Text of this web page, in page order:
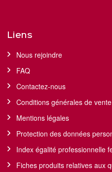
Liens
Nous rejoindre
FAQ
Contactez-nous
Conditions générales de vente
Mentions légales
Protection des données
Index égalité professionnelle
Fiches produits relatives aux